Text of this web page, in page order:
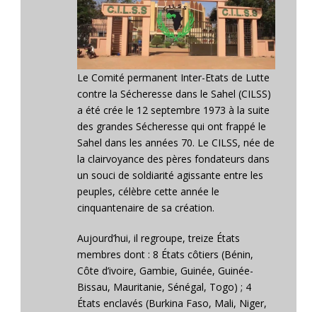
Le Comité permanent Inter-Etats de Lutte
contre la Sécheresse dans le Sahel (CILSS)
a été crée le 12 septembre 1973 à la suite
des grandes Sécheresse qui ont frappé le
Sahel dans les années 70. Le CILSS, née de
la clairvoyance des pères fondateurs dans
un souci de soldiarité agissante entre les
peuples, célèbre cette année le
cinquantenaire de sa création.
Aujourd’hui, il regroupe, treize États
membres dont : 8 États côtiers (Bénin,
Côte d’ivoire, Gambie, Guinée, Guinée-
Bissau, Mauritanie, Sénégal, Togo) ; 4
États enclavés (Burkina Faso, Mali, Niger,